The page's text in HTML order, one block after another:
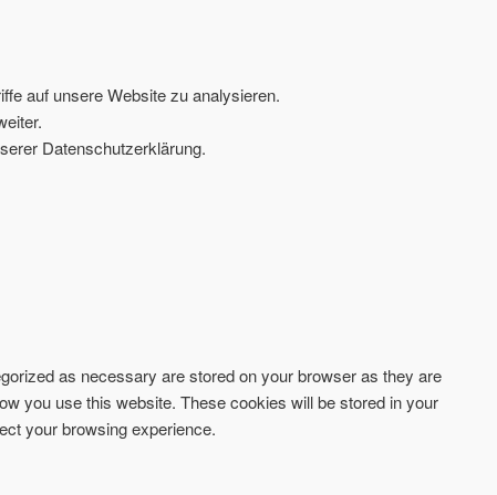
auf unsere Website zu analysieren.
Datenschutzerklärung.
as necessary are stored on your browser as they are
you use this website. These cookies will be stored in your
your browsing experience.